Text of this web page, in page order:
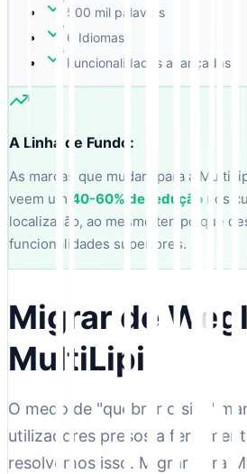
500 mil palavras
6 Idiomas
Funcionalidades avançadas
A Linha de Fundo:
As marcas que mudam para a
veem um 40-60% de redução nos
localização, ao mesmo tempo que
funcionalidades superiores.
Migrar de
MultiLipi
O medo de "quebrar o site"
utilizadores presos a
resolvemos isso. Migrar para